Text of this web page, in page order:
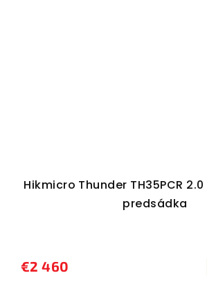
Hikmicro Thunder TH35PCR
predsádka
€2 460